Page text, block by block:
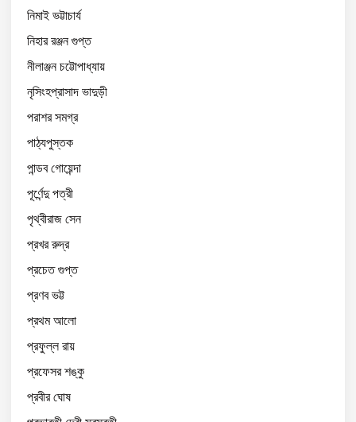
নিমাই ভট্টাচার্য
নিহার রঞ্জন গুপ্ত
নীলাঞ্জন চট্টোপাধ্যায়
নৃসিংহপ্রাসাদ ভাদুড়ী
পরাশর সমগ্র
পাঠ্যপুস্তক
পান্ডব গোয়েন্দা
পূর্ণেন্দু পত্রী
পৃথ্বীরাজ সেন
প্রখর রুদ্র
প্রচেত গুপ্ত
প্রণব ভট্ট
প্রথম আলো
প্রফুল্ল রায়
প্রফেসর শঙ্কু
প্রবীর ঘোষ